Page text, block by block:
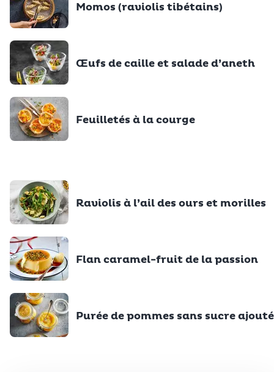
Momos (raviolis tibétains)
Œufs de caille et salade d’aneth
Feuilletés à la courge
Raviolis à l’ail des ours et morilles
Flan caramel-fruit de la passion
Purée de pommes sans sucre ajouté